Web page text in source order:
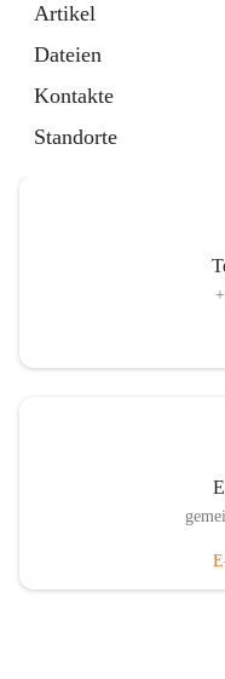
Artikel
Dateien
Kontakte
Standorte